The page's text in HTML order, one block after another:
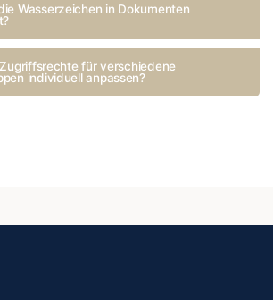
Wasserzeichen in Dokumenten
für verschiedene
individuell anpassen?